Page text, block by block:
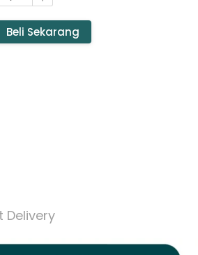
Beli Sekarang
Delivery